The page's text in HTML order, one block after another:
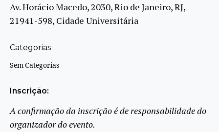
Av. Horácio Macedo, 2030, Rio de Janeiro, RJ,
21941-598, Cidade Universitária
Categorias
Sem Categorias
Inscrição:
A confirmação da inscrição é de responsabilidade do
organizador do evento.